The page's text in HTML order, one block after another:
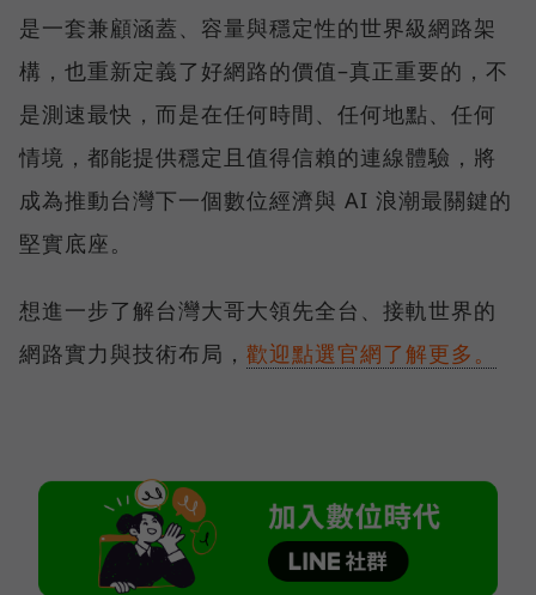
是一套兼顧涵蓋、容量與穩定性的世界級網路架
構，也重新定義了好網路的價值–真正重要的，不
是測速最快，而是在任何時間、任何地點、任何
情境，都能提供穩定且值得信賴的連線體驗，將
成為推動台灣下一個數位經濟與 AI 浪潮最關鍵的
堅實底座。
想進一步了解台灣大哥大領先全台、接軌世界的
網路實力與技術布局， 歡迎點選官網了解更多。